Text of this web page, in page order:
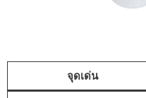
จุดเด่น